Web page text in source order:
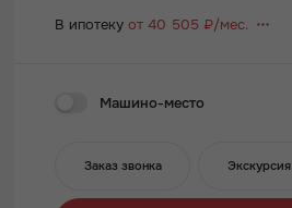
В ипотекуот 40 505 ₽/мес.
Машино-место
Заказ звонка Экскурсия